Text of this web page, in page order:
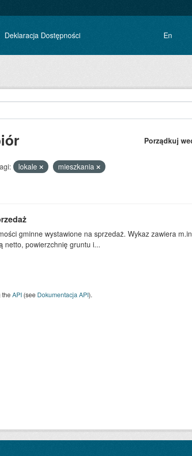
Deklaracja Dostępności En
Porządkuj
lokale
mieszkania
gminne wystawione na sprzedaż. Wykaz zawiera
netto, powierzchnię gruntu i...
theAPI(see Dokumentacja API).